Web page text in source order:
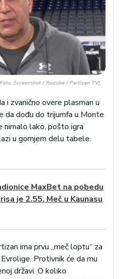
Screenshot / Youtube / Partizan TV)
i zvanično overe plasman u
da dođu do trijumfa u Monte
nimalo lako, pošto igra
u gornjem delu tabele.
MaxBet na pobedu
je 2.55. Meč u Kaunasu
ima prvu „meč loptu“ za
Protivnik će da mu
državi. O koliko